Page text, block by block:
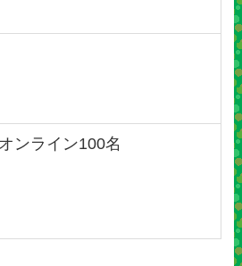
ンライン100名